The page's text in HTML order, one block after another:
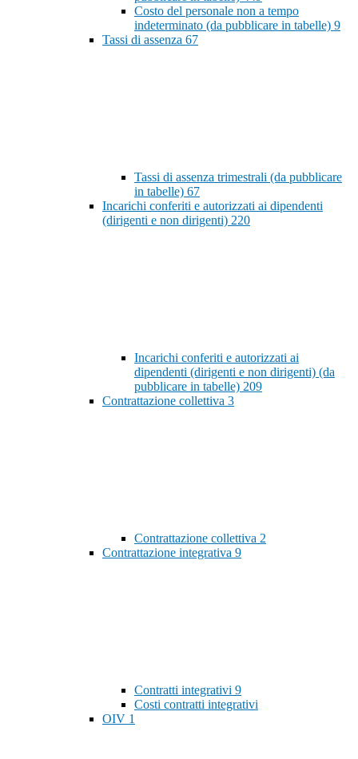
Costo del personale non a tempo
indeterminato (da pubblicare in tabelle) 9
Tassi di assenza 67
Tassi di assenza trimestrali (da pubblicare
in tabelle) 67
Incarichi conferiti e autorizzati ai dipendenti
(dirigenti e non dirigenti) 220
Incarichi conferiti e autorizzati ai
dipendenti (dirigenti e non dirigenti) (da
pubblicare in tabelle) 209
Contrattazione collettiva 3
Contrattazione collettiva 2
Contrattazione integrativa 9
Contratti integrativi 9
Costi contratti integrativi
OIV 1